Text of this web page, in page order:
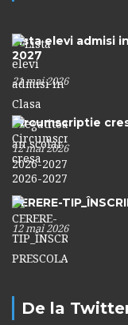
Lista elevi admisi
2027
21 mai 2026
Circumscriptie
12 mai 2026
CERERE-
12 mai 2026
De la